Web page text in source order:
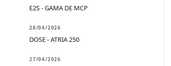
E2S - GAMA DE MCP
28/04/2026
DOSE - ATRIA 250
27/04/2026